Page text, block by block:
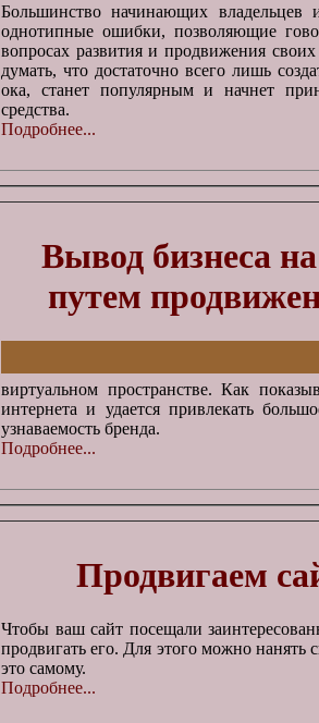
Большинство начинающих владельцев
однотипные ошибки, позволяющие
вопросах развития и продвижения
думать, что достаточно всего лишь
ока, станет популярным и начнет
средства.
Подробнее...
Вывод бизнеса
путем
виртуальном пространстве. Как
интернета и удается привлекать
узнаваемость бренда.
Подробнее...
Продвигаем
Чтобы ваш сайт посещали
продвигать его. Для этого можно нанять
это самому.
Подробнее...